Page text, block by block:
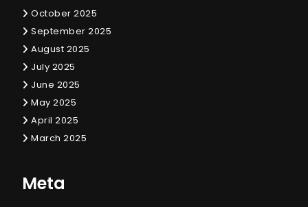
October 2025
September 2025
August 2025
July 2025
June 2025
May 2025
April 2025
March 2025
Meta